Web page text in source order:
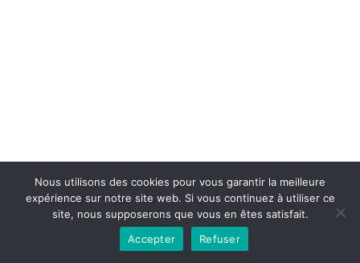
Copyright © 2026la boutique mirabelle}.
Nous utilisons des cookies pour vous garantir la meilleure
expérience sur notre site web. Si vous continuez à utiliser ce
site, nous supposerons que vous en êtes satisfait.
Accepter
Refuser